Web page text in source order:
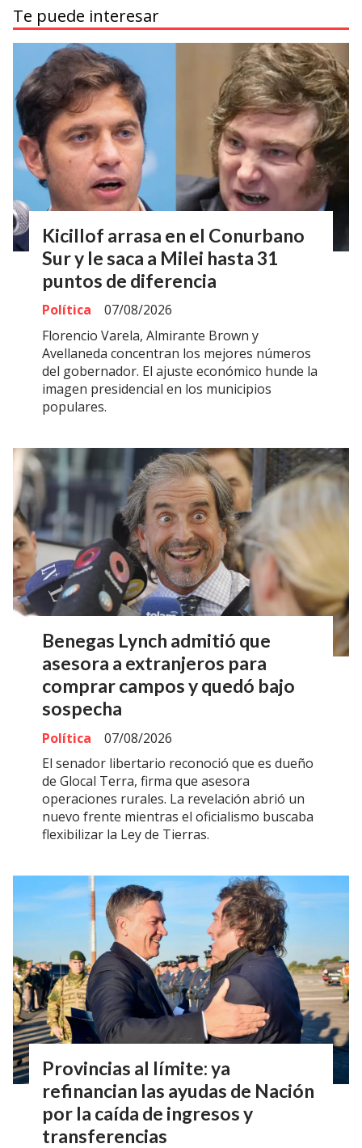
Te puede interesar
Kicillof arrasa en el Conurbano
Sur y le saca a Milei hasta 31
puntos de diferencia
Política
07/08/2026
Florencio Varela, Almirante Brown y
Avellaneda concentran los mejores números
del gobernador. El ajuste económico hunde la
imagen presidencial en los municipios
populares.
Benegas Lynch admitió que
asesora a extranjeros para
comprar campos y quedó bajo
sospecha
Política
07/08/2026
El senador libertario reconoció que es dueño
de Glocal Terra, firma que asesora
operaciones rurales. La revelación abrió un
nuevo frente mientras el oficialismo buscaba
flexibilizar la Ley de Tierras.
Provincias al límite: ya
refinancian las ayudas de Nación
por la caída de ingresos y
transferencias